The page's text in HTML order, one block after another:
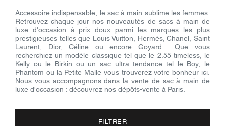
Accessoire indispensable, le sac à main sublime les femmes.
Retrouvez chaque jour nos nouveautés de sacs à main de
luxe d'occasion à prix doux parmi les marques les plus
prestigieuses telles que Louis Vuitton, Hermès, Chanel, Saint
Laurent, Dior, Céline ou encore Goyard… Que vous
recherchiez un modèle classique tel que le 2.55 timeless, le
Kelly ou le Birkin ou un sac ultra tendance tel le Boy, le
Phantom ou la Petite Malle vous trouverez votre bonheur ici.
Nous vous accompagnons dans la vente de sac à main de
luxe d'occasion : découvrez nos dépôts-vente à Paris.
FILTRER